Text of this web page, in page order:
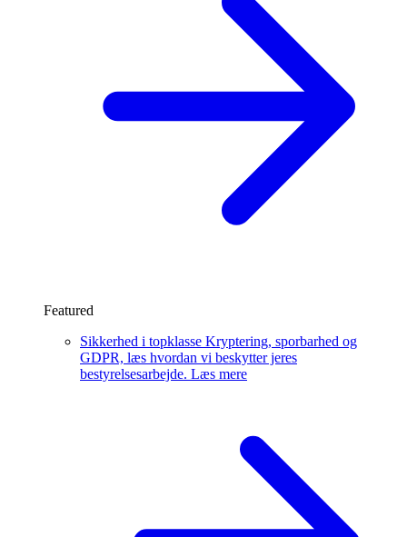
Featured
Sikkerhed i topklasse Kryptering, sporbarhed og
GDPR, læs hvordan vi beskytter jeres
bestyrelsesarbejde. Læs mere